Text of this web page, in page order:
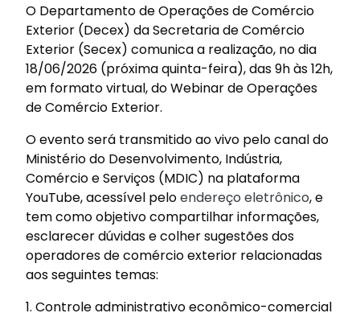
O Departamento de Operações de Comércio
Exterior (Decex) da Secretaria de Comércio
Exterior (Secex) comunica a realização, no dia
18/06/2026 (próxima quinta-feira), das 9h às 12h,
em formato virtual, do Webinar de Operações
de Comércio Exterior.
O evento será transmitido ao vivo pelo canal do
Ministério do Desenvolvimento, Indústria,
Comércio e Serviços (MDIC) na plataforma
YouTube, acessível peloendereço eletrônico, e
tem como objetivo compartilhar informações,
esclarecer dúvidas e colher sugestões dos
operadores de comércio exterior relacionadas
aos seguintes temas:
1. Controle administrativo econômico-comercial